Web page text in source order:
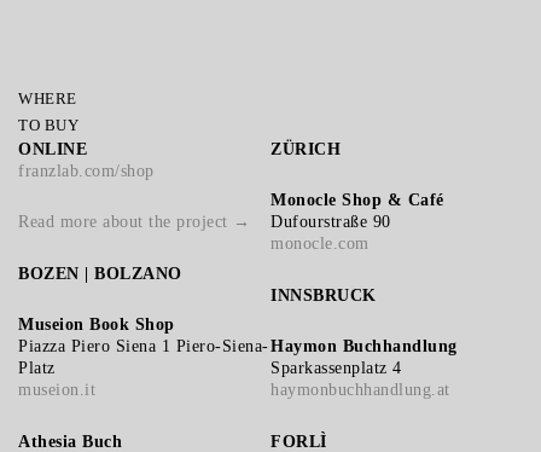
WHERE
TO BUY
ONLINE
franzlab.com/shop
Read more about the project →
BOZEN | BOLZANO
Museion Book Shop
Piazza Piero Siena 1 Piero-Siena-
Platz
museion.it
Athesia Buch
ZÜRICH
Monocle Shop & Café
Dufourstraße 90
monocle.com
INNSBRUCK
Haymon Buchhandlung
Sparkassenplatz 4
haymonbuchhandlung.at
FORLÌ